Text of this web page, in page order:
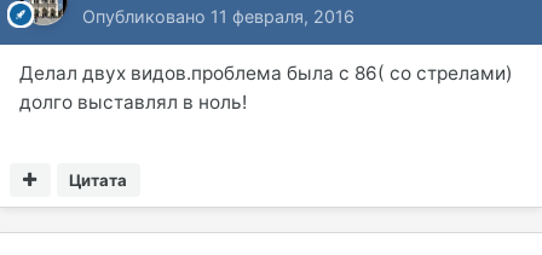
Опубликовано 11 февраля, 2016
Делал двух видов.проблема была с 86( со стрелами)
долго выставлял в ноль!
Цитата